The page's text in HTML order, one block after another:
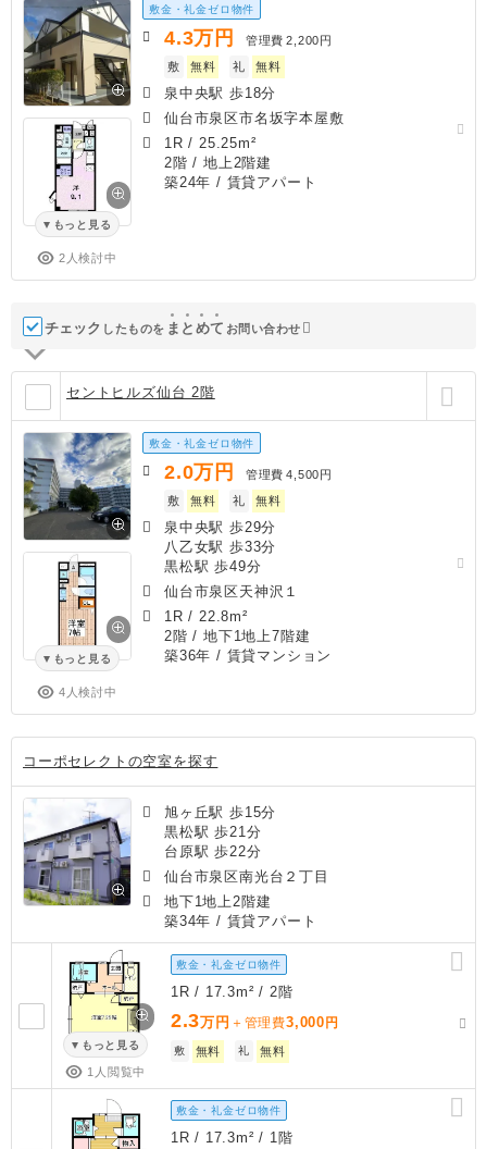
もっと見る
2人検討中
敷金・礼金ゼロ物件
4.3万円 管理費 2,200円
敷
無料 礼 無料
泉中央駅 歩18分
仙台市泉区市名坂字本屋敷
1R / 25.25m²
2階 / 地上2階建
築24年 / 賃貸アパート
チェック したものを ま と めて お問い合わせ
セントヒルズ仙台 2階
もっと見る
4人検討中
敷金・礼金ゼロ物件
2.0万円 管理費 4,500円
敷
無料 礼 無料
泉中央駅 歩29分
八乙女駅 歩33分
黒松駅 歩49分
仙台市泉区天神沢１
1R / 22.8m²
2階 / 地下1地上7階建
築36年 / 賃貸マンション
コーポセレクトの空室を探す
旭ヶ丘駅 歩15分
黒松駅 歩21分
台原駅 歩22分
仙台市泉区南光台２丁目
地下1地上2階建
築34年 / 賃貸アパート
もっと見る
1人閲覧中
敷金・礼金ゼロ物件
1R / 17.3m² / 2階
2.3万円 ＋管理費3,000 円
敷 無料 礼 無料
敷金・礼金ゼロ物件
1R / 17.3m² / 1階